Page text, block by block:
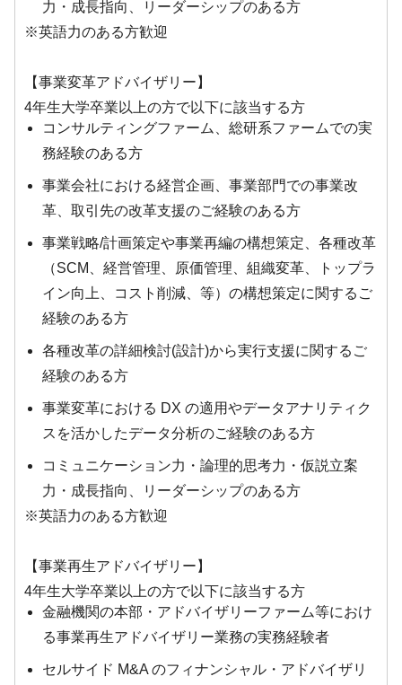
力・成長指向、リーダーシップのある方
※英語力のある方歓迎
【事業変革アドバイザリー】
4年生大学卒業以上の方で以下に該当する方
コンサルティングファーム、総研系ファームでの実
務経験のある方
事業会社における経営企画、事業部門での事業改
革、取引先の改革支援のご経験のある方
事業戦略/計画策定や事業再編の構想策定、各種改革
（SCM、経営管理、原価管理、組織変革、トップラ
イン向上、コスト削減、等）の構想策定に関するご
経験のある方
各種改革の詳細検討(設計)から実行支援に関するご
経験のある方
事業変革における DX の適用やデータアナリティク
スを活かしたデータ分析のご経験のある方
コミュニケーション力・論理的思考力・仮説立案
力・成長指向、リーダーシップのある方
※英語力のある方歓迎
【事業再生アドバイザリー】
4年生大学卒業以上の方で以下に該当する方
金融機関の本部・アドバイザリーファーム等におけ
る事業再生アドバイザリー業務の実務経験者
セルサイド M&A のフィナンシャル・アドバイザリ